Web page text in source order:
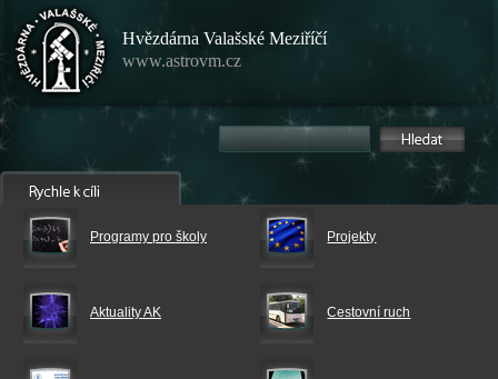
Hvězdárna Valašské Meziříčí
www.astrovm.cz
Programy pro školy Projekty
Aktuality AK Cestovní ruch